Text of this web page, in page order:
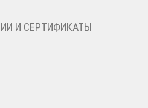
И СЕРТИФИКАТЫ